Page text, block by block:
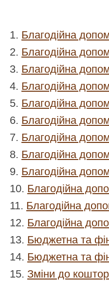
1. Благодійна
2. Благодійна
3. Благодійна
4. Благодійна
5. Благодійна
6. Благодійна
7. Благодійна
8. Благодійна
9. Благодійна
10. Благодійна
11. Благодійна
12. Благодійна
13. Бюджетна та
14. Бюджетна та
15. Зміни до